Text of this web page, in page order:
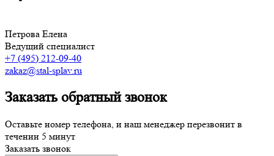
Петрова Елена
Ведущий специалист
+7 (495) 212-09-40
zakaz@stal-splav.ru
Заказать обратный звонок
Оставьте номер телефона, и наш менеджер перезвонит в
течении 5 минут
Заказать звонок